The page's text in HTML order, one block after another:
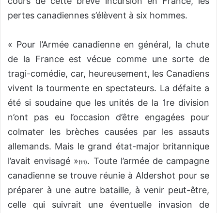
pertes canadiennes s’élèvent à six hommes.
« Pour l’Armée canadienne en général, la chute
de la France est vécue comme une sorte de
tragi-comédie, car, heureusement, les Canadiens
vivent la tourmente en spectateurs. La défaite a
été si soudaine que les unités de la 1re division
n’ont pas eu l’occasion d’être engagées pour
colmater les brèches causées par les assauts
allemands. Mais le grand état-major britannique
l’avait envisagé »(11). Toute l’armée de campagne
canadienne se trouve réunie à Aldershot pour se
préparer à une autre bataille, à venir peut-être,
celle qui suivrait une éventuelle invasion de